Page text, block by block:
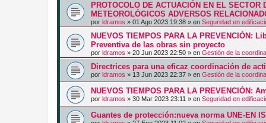
PROTOCOLO DE ACTUACIÓN EN EL
METEOROLÓGICOS ADVERSOS
por ldramos » 01 Ago 2023 19:38 » en Seguridad en
NUEVOS TIEMPOS PARA LA PREVENCIÓN:
Preventiva de las obras sin proyecto
por ldramos » 20 Jun 2023 22:50 » en Gestión de la
Directrices para una eficaz coordinación de
por ldramos » 13 Jun 2023 22:37 » en Gestión de la
NUEVOS TIEMPOS PARA LA PREVENCIÓN:
por ldramos » 30 Mar 2023 23:11 » en Seguridad en
Guantes de protección:nueva norma UNE-EN